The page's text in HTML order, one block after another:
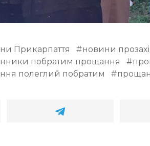
Прикарпаття новини
побратим прощання
полеглий побратим